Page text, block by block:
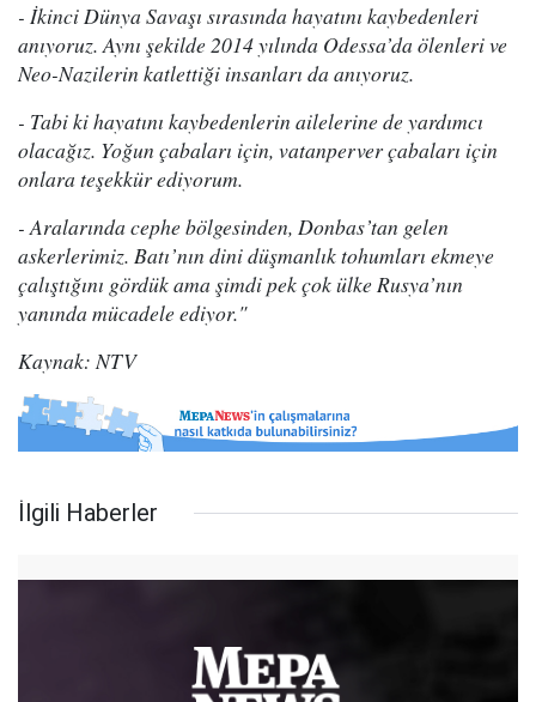
- İkinci Dünya Savaşı sırasında hayatını kaybedenleri
anıyoruz. Aynı şekilde 2014 yılında Odessa’da ölenleri ve
Neo-Nazilerin katlettiği insanları da anıyoruz.
- Tabi ki hayatını kaybedenlerin ailelerine de yardımcı
olacağız. Yoğun çabaları için, vatanperver çabaları için
onlara teşekkür ediyorum.
- Aralarında cephe bölgesinden, Donbas’tan gelen
askerlerimiz. Batı’nın dini düşmanlık tohumları ekmeye
çalıştığını gördük ama şimdi pek çok ülke Rusya’nın
yanında mücadele ediyor."
Kaynak: NTV
İlgili Haberler